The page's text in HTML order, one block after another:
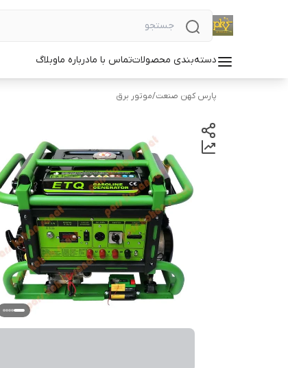
دسته‌بندی محصولاتتماس با مادرباره ماوبلاگ
پارس کهن صنعت/موتور برق